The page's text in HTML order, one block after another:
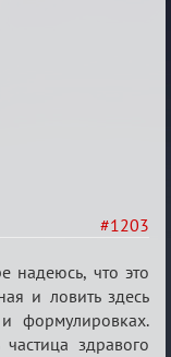
#1203
надеюсь, что это
и ловить здесь
формулировках.
здравого